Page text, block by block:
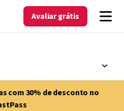
Avaliar grátis
com 30% de desconto no